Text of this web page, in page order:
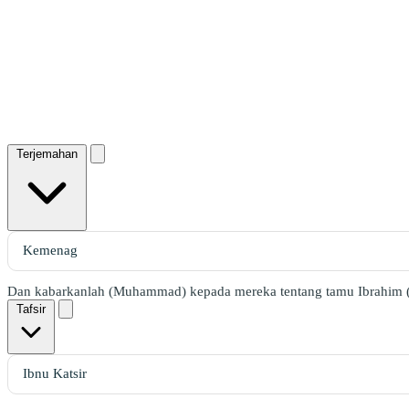
Terjemahan
Dan kabarkanlah (Muhammad) kepada mereka tentang tamu Ibrahim
Tafsir